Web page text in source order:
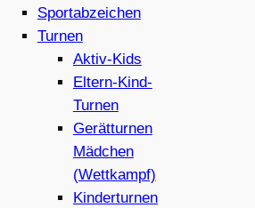
Sportabzeichen
Turnen
Aktiv-Kids
Eltern-Kind-
Turnen
Gerätturnen
Mädchen
(Wettkampf)
Kinderturnen